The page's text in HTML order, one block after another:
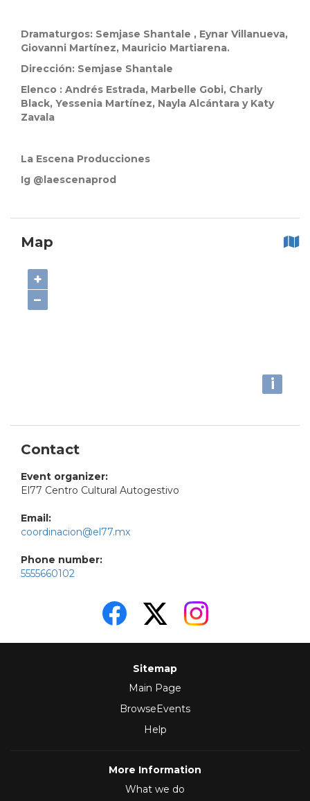
Dramaturgos: Semjase Shantale , Eynar Villanueva,
Giovanni Martínez, Mauricio Martiarena.
Dirección: Semjase Shantale
Elenco : Andrés Estrada, Marbelle Gobi, Charly
Black, Yessenia Martínez, Nayla Alcántara y Katy
Zavala
La Escena Producciones
Ig @laescenaprod
Map
+
−
i
Contact
Event organizer:
El77 Centro Cultural Autogestivo
Email:
coordinacion@el77.mx
Phone number:
5555660102
Sitemap
Main Page
BrowseEvents
Help
More Information
What we do